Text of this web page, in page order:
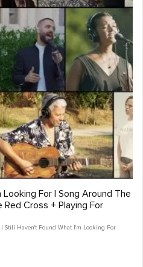
Looking For | Song Around The
Cross + Playing For
I Still Haven't Found What I'm Looking For